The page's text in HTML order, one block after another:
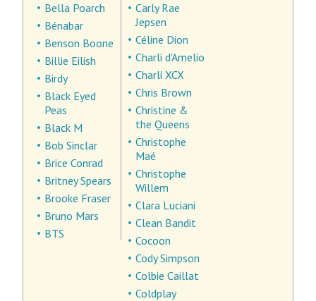
Bella Poarch
Bénabar
Benson Boone
Billie Eilish
Birdy
Black Eyed
Peas
Black M
Bob Sinclar
Brice Conrad
Britney Spears
Brooke Fraser
Bruno Mars
BTS
Carly Rae
Jepsen
Céline Dion
Charli d'Amelio
Charli XCX
Chris Brown
Christine &
the Queens
Christophe
Maé
Christophe
Willem
Clara Luciani
Clean Bandit
Cocoon
Cody Simpson
Colbie Caillat
Coldplay